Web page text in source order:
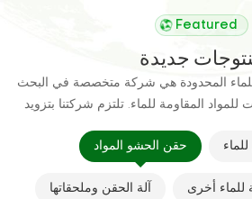
Featured
جديدة
للماء المحدودة هي شركة متخصصة في البحث
للمواد المقاومة للماء. تلتزم شركتنا بتزويد
حقن الحشو المواد
آلة الحقن وملحقاتها للماء أخرى